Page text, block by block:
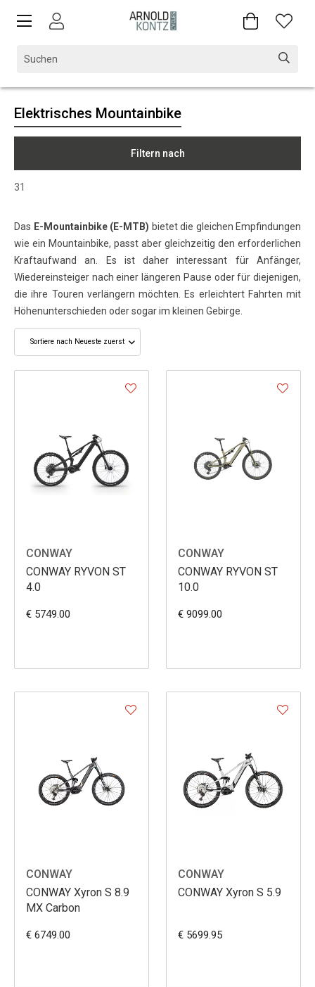
Elektrisches Mountainbike
Filtern nach
31
Das E-Mountainbike (E-MTB) bietet die gleichen Empfindungen
wie ein Mountainbike, passt aber gleichzeitig den erforderlichen
Kraftaufwand an. Es ist daher interessant für Anfänger,
Wiedereinsteiger nach einer längeren Pause oder für diejenigen,
die ihre Touren verlängern möchten. Es erleichtert Fahrten mit
Höhenunterschieden oder sogar im kleinen Gebirge.
CONWAY
CONWAY RYVON ST
4.0
€ 5749.00
CONWAY
CONWAY RYVON ST
10.0
€ 9099.00
CONWAY
CONWAY Xyron S 8.9
MX Carbon
€ 6749.00
CONWAY
CONWAY Xyron S 5.9
€ 5699.95